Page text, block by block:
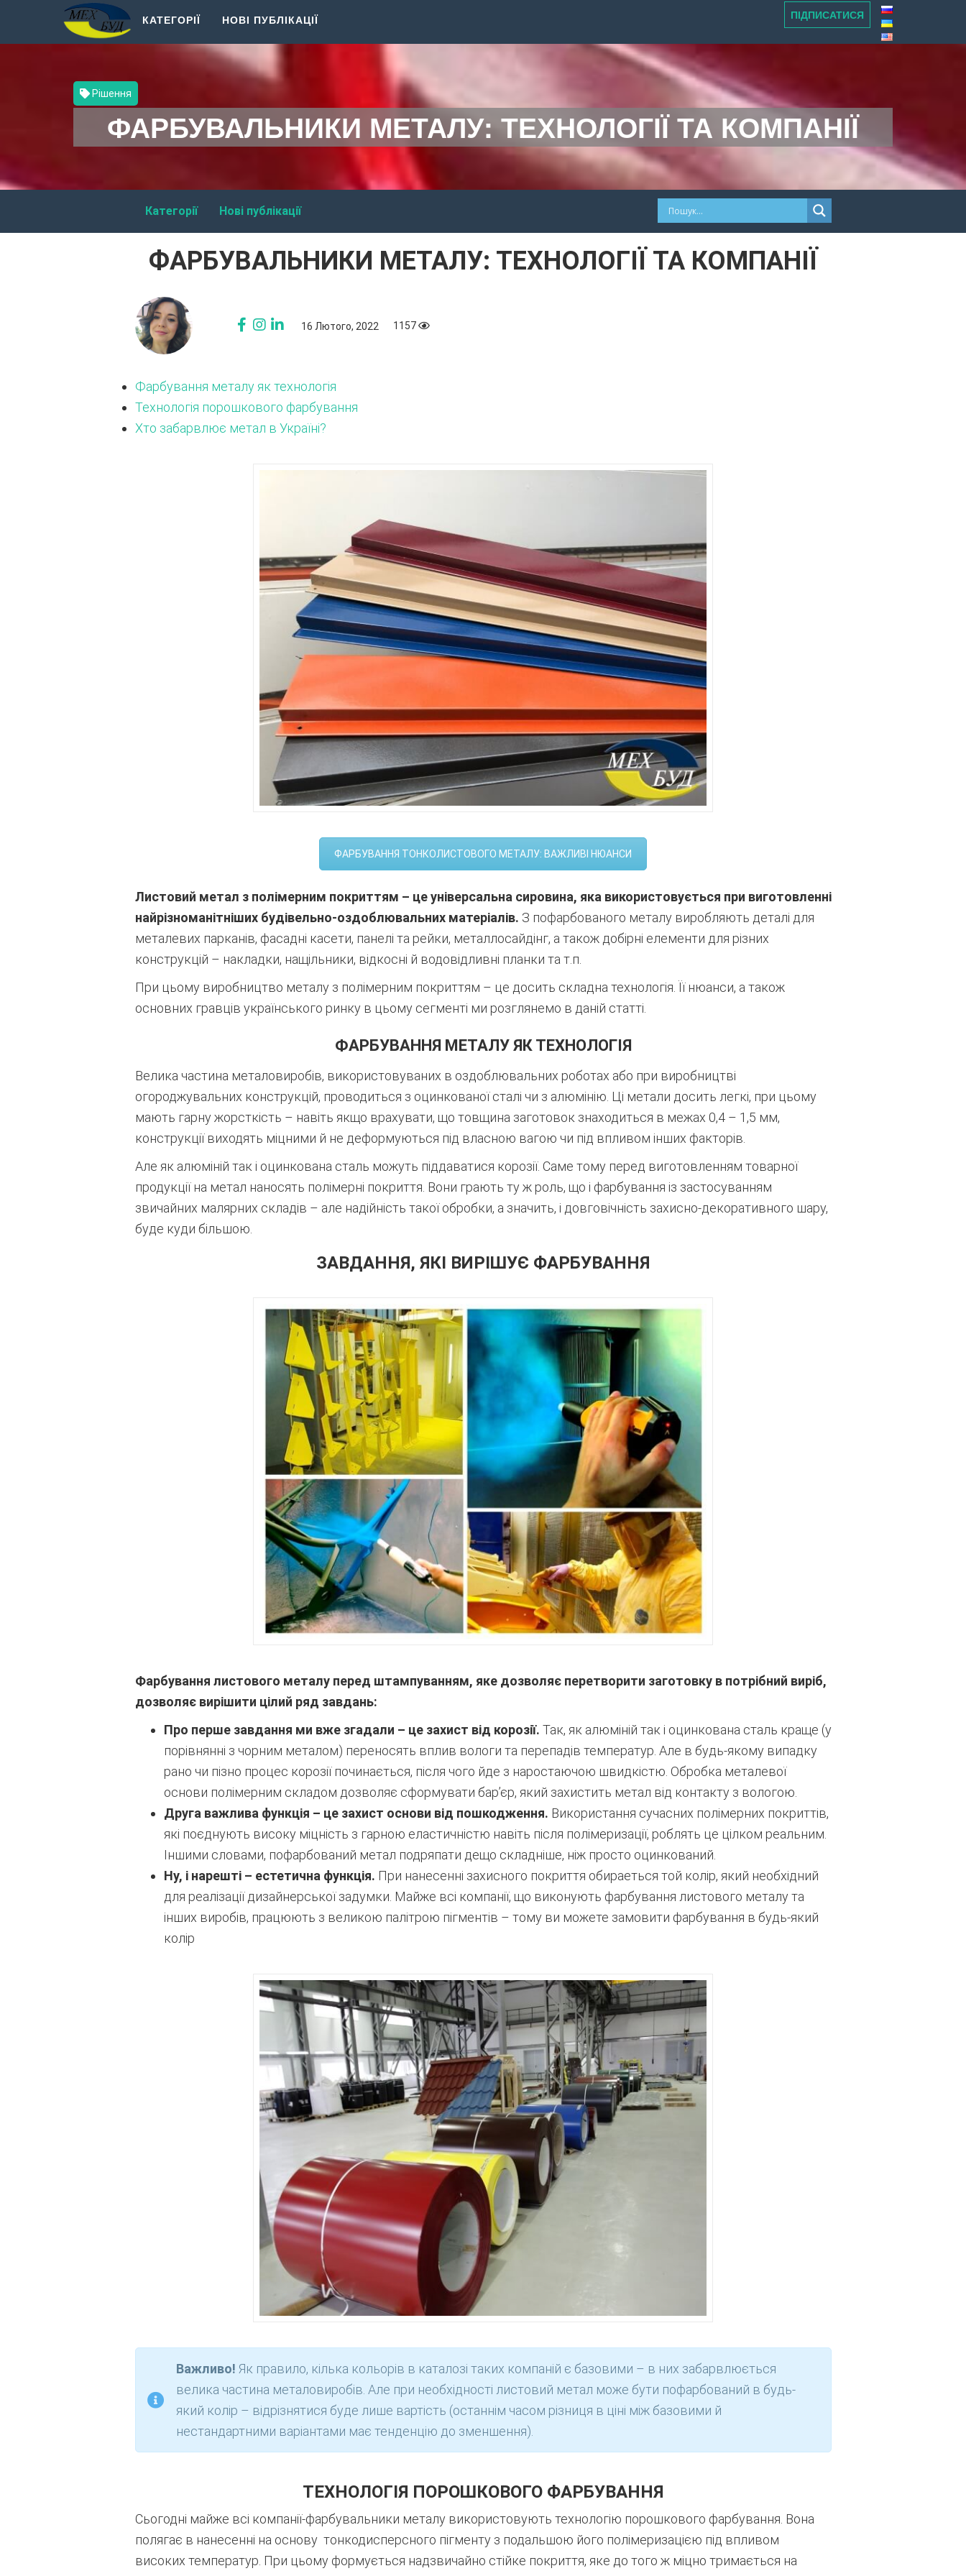
НОВІ ПУБЛІКАЦІЇ
КАТЕГОРІЇ ПІДПИСАТИСЯ
Рішення
ФАРБУВАЛЬНИКИ МЕТАЛУ: ТЕХНОЛОГІЇ ТА КОМПАНІЇ
Нові публікації
Категорії
ФАРБУВАЛЬНИКИ МЕТАЛУ: ТЕХНОЛОГІЇ ТА КОМПАНІЇ
16 Лютого, 2022 1157
Фарбування металу як технологія
Технологія порошкового фарбування
Хто забарвлює метал в Україні?
ФАРБУВАННЯ ТОНКОЛИСТОВОГО МЕТАЛУ: ВАЖЛИВІ НЮАНСИ
Листовий метал з полімерним покриттям – це універсальна сировина, яка використовується при виготовленні
найрізноманітніших будівельно-оздоблювальних матеріалів. З пофарбованого металу виробляють деталі для
металевих парканів, фасадні касети, панелі та рейки, металлосайдінг, а також добірні елементи для різних
конструкцій – накладки, нащільники, відкосні й водовідливні планки та т.п.
При цьому виробництво металу з полімерним покриттям – це досить складна технологія. Її нюанси, а також
основних гравців українського ринку в цьому сегменті ми розглянемо в даній статті.
ФАРБУВАННЯ МЕТАЛУ ЯК ТЕХНОЛОГІЯ
Велика частина металовиробів, використовуваних в оздоблювальних роботах або при виробництві
огороджувальних конструкцій, проводиться з оцинкованої сталі чи з алюмінію. Ці метали досить легкі, при цьому
мають гарну жорсткість – навіть якщо врахувати, що товщина заготовок знаходиться в межах 0,4 – 1,5 мм,
конструкції виходять міцними й не деформуються під власною вагою чи під впливом інших факторів.
Але як алюміній так і оцинкована сталь можуть піддаватися корозії. Саме тому перед виготовленням товарної
продукції на метал наносять полімерні покриття. Вони грають ту ж роль, що і фарбування із застосуванням
звичайних малярних складів – але надійність такої обробки, а значить, і довговічність захисно-декоративного шару,
буде куди більшою.
ЗАВДАННЯ, ЯКІ ВИРІШУЄ ФАРБУВАННЯ
Фарбування листового металу перед штампуванням, яке дозволяє перетворити заготовку в потрібний виріб,
дозволяє вирішити цілий ряд завдань:
Про перше завдання ми вже згадали – це захист від корозії. Так, як алюміній так і оцинкована сталь краще (у
порівнянні з чорним металом) переносять вплив вологи та перепадів температур. Але в будь-якому випадку
рано чи пізно процес корозії починається, після чого йде з наростаючою швидкістю. Обробка металевої
основи полімерним складом дозволяє сформувати бар’єр, який захистить метал від контакту з вологою.
Друга важлива функція – це захист основи від пошкодження. Використання сучасних полімерних покриттів,
які поєднують високу міцність з гарною еластичністю навіть після полімеризації, роблять це цілком реальним.
Іншими словами, пофарбований метал подряпати дещо складніше, ніж просто оцинкований.
Ну, і нарешті – естетична функція. При нанесенні захисного покриття обираеться той колір, який необхідний
для реалізації дизайнерської задумки. Майже всі компанії, що виконують фарбування листового металу та
інших виробів, працюють з великою палітрою пігментів – тому ви можете замовити фарбування в будь-який
колір
Важливо! Як правило, кілька кольорів в каталозі таких компаній є базовими – в них забарвлюється
велика частина металовиробів. Але при необхідності листовий метал може бути пофарбований в будь-
який колір – відрізнятися буде лише вартість (останнім часом різниця в ціні між базовими й
нестандартними варіантами має тенденцію до зменшення).
ТЕХНОЛОГІЯ ПОРОШКОВОГО ФАРБУВАННЯ
Сьогодні майже всі компанії-фарбувальники металу використовують технологію порошкового фарбування. Вона
полягає в нанесенні на основу тонкодисперсного пігменту з подальшою його полімеризацією під впливом
високих температур. При цьому формується надзвичайно стійке покриття, яке до того ж міцно тримається на